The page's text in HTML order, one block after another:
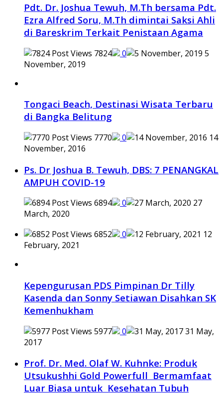
Pdt. Dr. Joshua Tewuh, M.Th bersama Pdt.
Ezra Alfred Soru, M.Th dimintai Saksi Ahli
di Bareskrim Terkait Penistaan Agama
7824 0
5
November, 2019
Tongaci Beach, Destinasi Wisata Terbaru
di Bangka Belitung
7770 0
14
November, 2016
Ps. Dr Joshua B. Tewuh, DBS: 7 PENANGKAL
AMPUH COVID-19
6894 0
27
March, 2020
6852
0
12
February, 2021
Kepengurusan PDS Pimpinan Dr Tilly
Kasenda dan Sonny Setiawan Disahkan SK
Kemenhukham
5977 0
31 May,
2017
Prof. Dr. Med. Olaf W. Kuhnke: Produk
Utsukushhi Gold Powerfull Bermamfaat
Luar Biasa untuk Kesehatan Tubuh